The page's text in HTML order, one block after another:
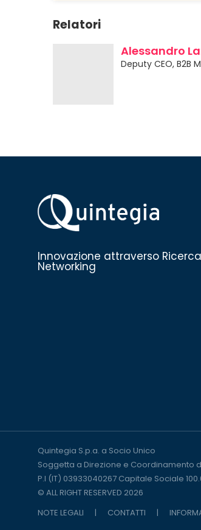
Relatori
Alessandro
Deputy CEO, B2B
Innovazione attraverso
Networking
Quintegia S.p.a. a Socio Unico
Soggetta a Direzione e Coordinamento di
P.I (IT) 03933040267 Capitale Sociale
© ALL RIGHT RESERVED 2026
NOTE LEGALI | CONTATTI |